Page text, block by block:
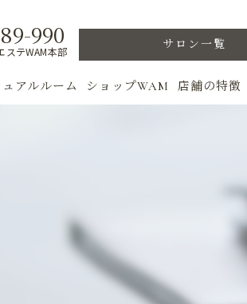
990
テWAM本部
サロン一覧
ュアルルーム ショップWAM 店舗の特徴
スキンケア